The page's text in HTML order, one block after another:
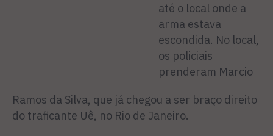
até o local onde a
arma estava
escondida. No local,
os policiais
prenderam Marcio
Ramos da Silva, que já chegou a ser braço direito
do traficante Uê, no Rio de Janeiro.